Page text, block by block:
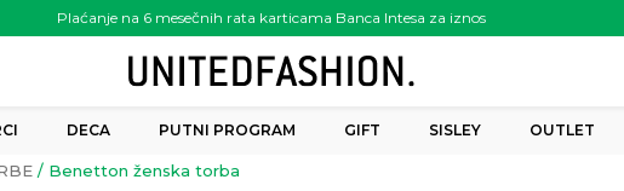
Plaćanje na 6 mesečnih rata karticama Banca Intesa za iznos
preko 6.000.00 rsd
DECA PUTNI PROGRAM GIFT SISLEY OUTLET
Benetton ženska torba